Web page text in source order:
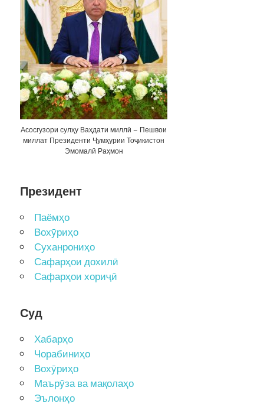
Асосгузори сулҳу Ваҳдати миллӣ – Пешвои
миллат Президенти Ҷумҳурии Тоҷикистон
Эмомалӣ Раҳмон
Президент
Паёмҳо
Вохӯриҳо
Суханрониҳо
Сафарҳои дохилӣ
Сафарҳои хориҷӣ
Суд
Хабарҳо
Чорабиниҳо
Вохӯриҳо
Маърӯза ва мақолаҳо
Эълонҳо